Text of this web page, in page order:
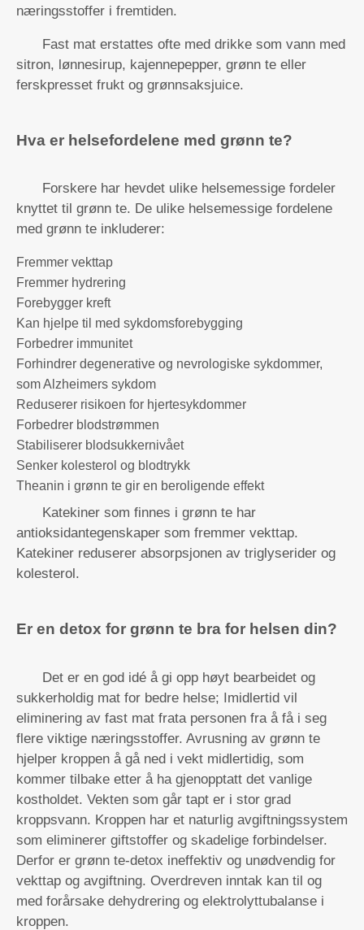
næringsstoffer i fremtiden.
Fast mat erstattes ofte med drikke som vann med
sitron, lønnesirup, kajennepepper, grønn te eller
ferskpresset frukt og grønnsaksjuice.
Hva er helsefordelene med grønn te?
Forskere har hevdet ulike helsemessige fordeler
knyttet til grønn te. De ulike helsemessige fordelene
med grønn te inkluderer:
Fremmer vekttap
Fremmer hydrering
Forebygger kreft
Kan hjelpe til med sykdomsforebygging
Forbedrer immunitet
Forhindrer degenerative og nevrologiske sykdommer,
som Alzheimers sykdom
Reduserer risikoen for hjertesykdommer
Forbedrer blodstrømmen
Stabiliserer blodsukkernivået
Senker kolesterol og blodtrykk
Theanin i grønn te gir en beroligende effekt
Katekiner som finnes i grønn te har
antioksidantegenskaper som fremmer vekttap.
Katekiner reduserer absorpsjonen av triglyserider og
kolesterol.
Er en detox for grønn te bra for helsen din?
Det er en god idé å gi opp høyt bearbeidet og
sukkerholdig mat for bedre helse; Imidlertid vil
eliminering av fast mat frata personen fra å få i seg
flere viktige næringsstoffer. Avrusning av grønn te
hjelper kroppen å gå ned i vekt midlertidig, som
kommer tilbake etter å ha gjenopptatt det vanlige
kostholdet. Vekten som går tapt er i stor grad
kroppsvann. Kroppen har et naturlig avgiftningssystem
som eliminerer giftstoffer og skadelige forbindelser.
Derfor er grønn te-detox ineffektiv og unødvendig for
vekttap og avgiftning. Overdreven inntak kan til og
med forårsake dehydrering og elektrolyttubalanse i
kroppen.